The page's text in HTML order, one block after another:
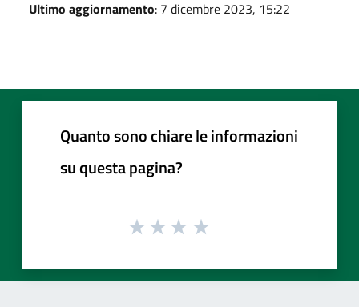
Ultimo aggiornamento: 7 dicembre 2023, 15:22
Quanto sono chiare le informazioni
su questa pagina?